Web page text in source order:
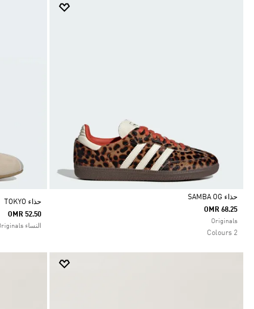
Selected
حذاء SAMBA OG
OMR 68.25
Originals
2 Colours
حذاء TOKYO
OMR 52.50
النساء Originals